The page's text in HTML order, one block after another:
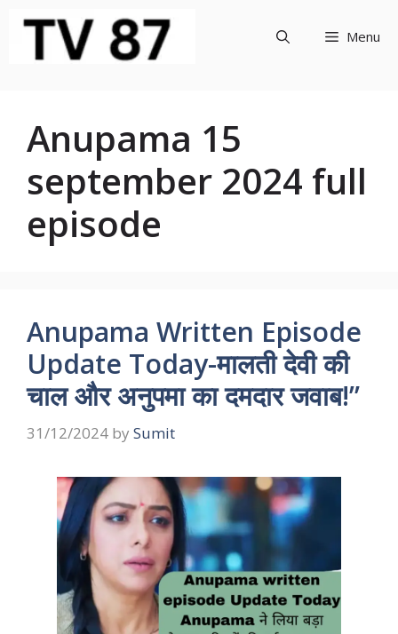
content
Menu
Anupama 15
september 2024 full
episode
Anupama Written Episode
Update Today-मालती देवी की
चाल और अनुपमा का दमदार जवाब!”
31/12/2024 by Sumit